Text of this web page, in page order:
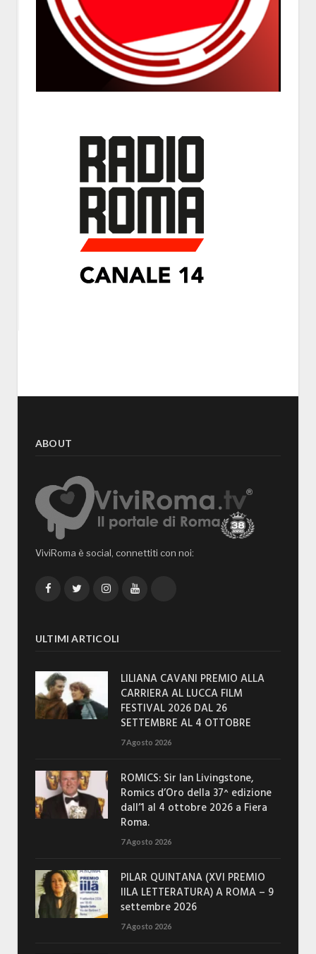
ABOUT
ViviRoma è social, connettiti con noi:
FacebookTwitterInstagramYouTube
ULTIMI ARTICOLI
LILIANA CAVANI PREMIO ALLA
CARRIERA AL LUCCA FILM
FESTIVAL 2026 DAL 26
SETTEMBRE AL 4 OTTOBRE
7 Agosto 2026
ROMICS: Sir Ian Livingstone,
Romics d’Oro della 37^ edizione
dall’1 al 4 ottobre 2026 a Fiera
Roma.
7 Agosto 2026
PILAR QUINTANA (XVI PREMIO
IILA LETTERATURA) A ROMA – 9
settembre 2026
7 Agosto 2026